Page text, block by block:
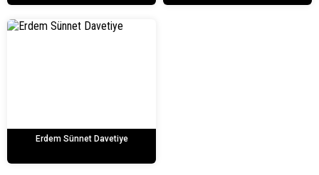
Erdem Sünnet Davetiye